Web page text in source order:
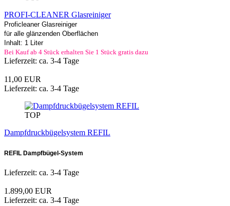
PROFI-CLEANER Glasreiniger
Proficleaner Glasreiniger
für alle glänzenden Oberflächen
Inhalt: 1 Liter
Bei Kauf ab 4 Stück erhalten Sie 1 Stück gratis dazu
Lieferzeit: ca. 3-4 Tage
11,00 EUR
Lieferzeit: ca. 3-4 Tage
TOP
Dampfdruckbügelsystem REFIL
REFIL Dampfbügel-System
Lieferzeit: ca. 3-4 Tage
1.899,00 EUR
Lieferzeit: ca. 3-4 Tage